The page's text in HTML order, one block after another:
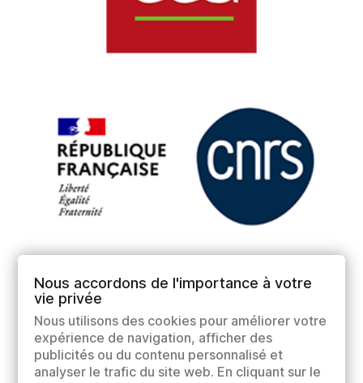
Nous accordons de l'importance à votre
vie privée
Nous utilisons des cookies pour améliorer votre
expérience de navigation, afficher des
publicités ou du contenu personnalisé et
analyser le trafic du site web. En cliquant sur le